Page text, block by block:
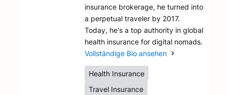
insurance brokerage, he turned into
a perpetual traveler by 2017.
Today, he's a top authority in global
health insurance for digital nomads.
Vollständige Bio ansehen
Health Insurance
Travel Insurance